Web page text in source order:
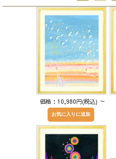
価格：10,980円(税込) ～